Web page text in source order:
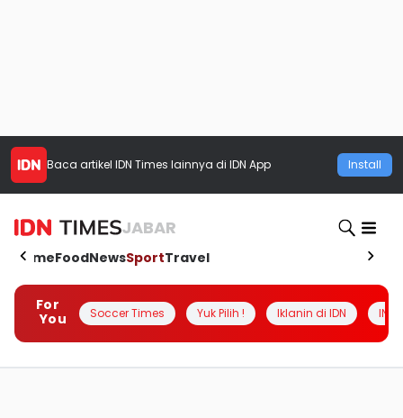
Baca artikel IDN Times lainnya di IDN App Install
JABAR
HomeFoodNewsSportTravel
For
You
Soccer Times Yuk Pilih ! Iklanin di IDN